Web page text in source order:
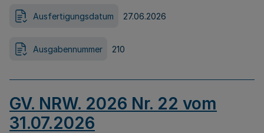
Ausfertigungsdatum 27.06.2026
Ausgabennummer 210
GV. NRW. 2026 Nr. 22 vom
31.07.2026